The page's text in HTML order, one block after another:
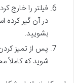
فیلتر را خارج
در آن گیر کرده
بشویید.
پس از تمیز
شوید که کاملاً